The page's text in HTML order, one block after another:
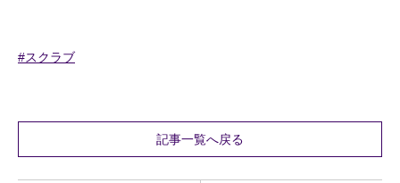
#スクラブ
記事一覧へ戻る